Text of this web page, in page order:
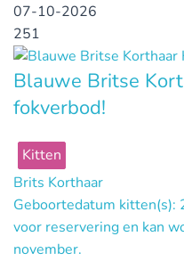
07-10-2026
251
Blauwe Britse
fokverbod!
Kitten
Brits Korthaar
Geboortedatum
voor reservering en kan
november.